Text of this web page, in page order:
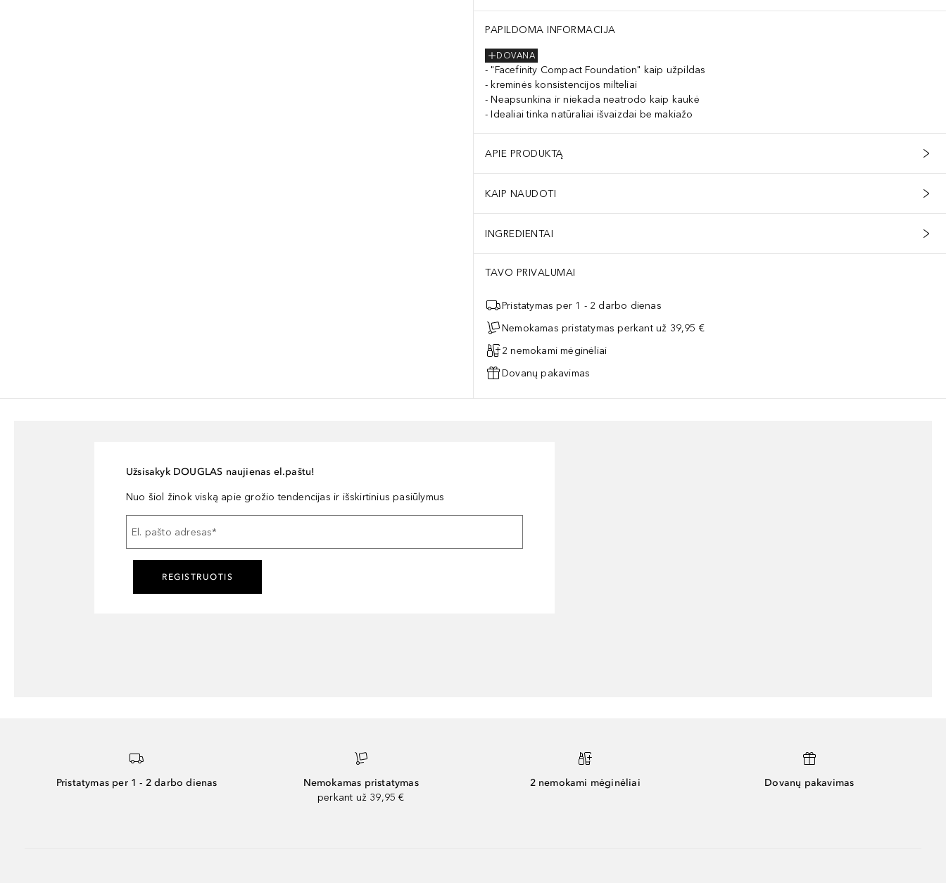
PAPILDOMA INFORMACIJA
DOVANA
"Facefinity Compact Foundation" kaip užpildas
kreminės konsistencijos milteliai
Neapsunkina ir niekada neatrodo kaip kaukė
Idealiai tinka natūraliai išvaizdai be makiažo
APIE PRODUKTĄ
KAIP NAUDOTI
INGREDIENTAI
TAVO PRIVALUMAI
Pristatymas per 1 - 2 darbo dienas
Nemokamas pristatymas perkant už 39,95 €
2 nemokami mėginėliai
Dovanų pakavimas
Užsisakyk DOUGLAS naujienas el.paštu!
Nuo šiol žinok viską apie grožio tendencijas ir išskirtinius pasiūlymus
El. pašto adresas*
REGISTRUOTIS
Pristatymas per 1 - 2 darbo dienas
Nemokamas pristatymas
perkant už 39,95 €
2 nemokami mėginėliai Dovanų pakavimas